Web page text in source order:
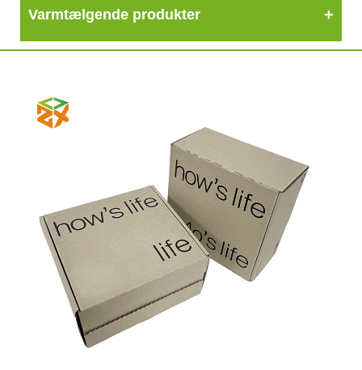
Varmtælgende produkter